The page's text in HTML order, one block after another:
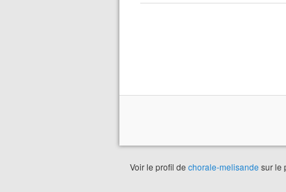
Voir le profil de chorale-melisande sur le